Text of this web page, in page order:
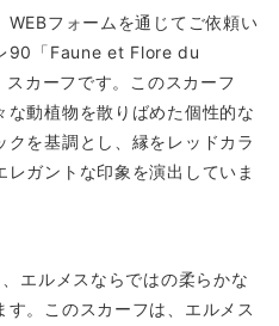
フォームを通じてご依頼い
90「Faune et Flore du
カーフです。このスカーフ
動植物を散りばめた個性的な
を基調とし、縁をレッドカラ
ガントな印象を演出していま
エルメスならではの柔らかな
。このスカーフは、エルメス